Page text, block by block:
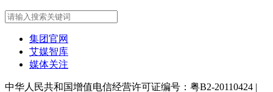
集团官网
艾媒智库
媒体关注
中华人民共和国增值电信经营许可证编号：粤B2-20110424 |